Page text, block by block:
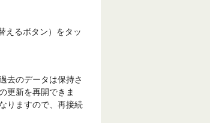
えるボタン）をタッ
去のデータは保持さ
更新を再開できま
りますので、再接続